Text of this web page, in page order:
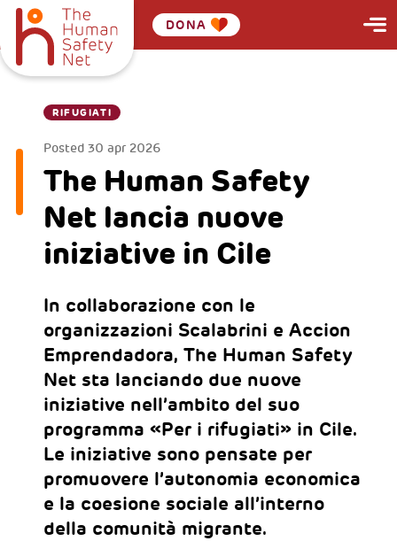
DONA
RIFUGIATI
Posted 30 apr 2026
The Human Safety
Net lancia nuove
iniziative in Cile
In collaborazione con le
organizzazioni Scalabrini e Accion
Emprendadora, The Human Safety
Net sta lanciando due nuove
iniziative nell’ambito del suo
programma «Per i rifugiati» in Cile.
Le iniziative sono pensate per
promuovere l’autonomia economica
e la coesione sociale all’interno
della comunità migrante.